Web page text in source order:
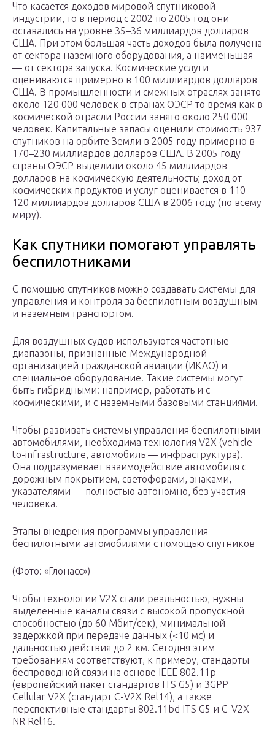
Что касается доходов мировой спутниковой
индустрии, то в период с 2002 по 2005 год они
оставались на уровне 35–36 миллиардов долларов
США. При этом большая часть доходов была получена
от сектора наземного оборудования, а наименьшая
— от сектора запуска. Космические услуги
оцениваются примерно в 100 миллиардов долларов
США. В промышленности и смежных отраслях занято
около 120 000 человек в странах ОЭСР то время как в
космической отрасли России занято около 250 000
человек. Капитальные запасы оценили стоимость 937
спутников на орбите Земли в 2005 году примерно в
170–230 миллиардов долларов США. В 2005 году
страны ОЭСР выделили около 45 миллиардов
долларов на космическую деятельность; доход от
космических продуктов и услуг оценивается в 110–
120 миллиардов долларов США в 2006 году (по всему
миру).
Как спутники помогают управлять
беспилотниками
С помощью спутников можно создавать системы для
управления и контроля за беспилотным воздушным
и наземным транспортом.
Для воздушных судов используются частотные
диапазоны, признанные Международной
организацией гражданской авиации (ИКАО) и
специальное оборудование. Такие системы могут
быть гибридными: например, работать и с
космическими, и с наземными базовыми станциями.
Чтобы развивать системы управления беспилотными
автомобилями, необходима технология V2X (vehicle-
to-infrastructure, автомобиль — инфраструктура).
Она подразумевает взаимодействие автомобиля с
дорожным покрытием, светофорами, знаками,
указателями — полностью автономно, без участия
человека.
Этапы внедрения программы управления
беспилотными автомобилями с помощью спутников
(Фото: «Глонасс»)
Чтобы технологии V2Х стали реальностью, нужны
выделенные каналы связи с высокой пропускной
способностью (до 60 Мбит/сек), минимальной
задержкой при передаче данных (<10 мс) и
дальностью действия до 2 км. Сегодня этим
требованиям соответствуют, к примеру, стандарты
беспроводной связи на основе IEEE 802.11p
(европейский пакет стандартов ITS G5) и 3GPP
Cellular V2X (стандарт C-V2X Rel14), а также
перспективные стандарты 802.11bd ITS G5 и C-V2X
NR Rel16.